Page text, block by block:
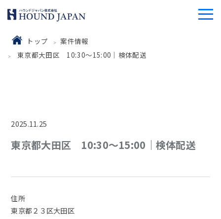
トップ
案件情報
東京都大田区 10:30〜15:00｜検体配送
2025.11.25
東京都大田区 10:30〜15:00｜検体配送
住所
東京都２３区大田区